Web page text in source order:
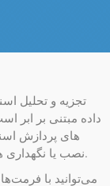
داده مبتنی بر ابر
های پردازش
نصب یا نگهداری هیچ نرم افزار یا زیرساختی، گردش کار انجام شود.